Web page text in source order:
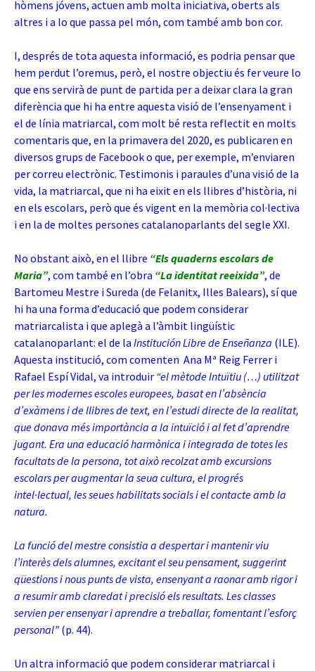
hòmens jóvens, actuen amb molta iniciativa, oberts als
altres i a lo que passa pel món, com també amb bon cor.
I, després de tota aquesta informació, es podria pensar que
hem perdut l’oremus, però, el nostre objectiu és fer veure lo
que ens servirà de punt de partida per a deixar clara la gran
diferència que hi ha entre aquesta visió de l’ensenyament i
el de línia matriarcal, com molt bé resta reflectit en molts
comentaris que, en la primavera del 2020, es publicaren en
diversos grups de Facebook o que, per exemple, m’enviaren
per correu electrònic. Testimonis i paraules d’una visió de la
vida, la matriarcal, que ni ha eixit en els llibres d’història, ni
en els escolars, però que és vigent en la memòria col·lectiva
i en la de moltes persones catalanoparlants del segle XXI.
No obstant això, en el llibre “Els quaderns escolars de
Maria”, com també en l’obra “La identitat reeixida”, de
Bartomeu Mestre i Sureda (de Felanitx, Illes Balears), sí que
hi ha una forma d’educació que podem considerar
matriarcalista i que aplegà a l’àmbit lingüístic
catalanoparlant: el de la Institución Libre de Enseñanza (ILE).
Aquesta institució, com comenten Ana Mª Reig Ferrer i
Rafael Espí Vidal, va introduir “el mètode Intuïtiu (…) utilitzat
per les modernes escoles europees, basat en l’absència
d’exàmens i de llibres de text, en l’estudi directe de la realitat,
que donava més importància a la intuïció i al fet d’aprendre
jugant. Era una educació harmònica i integrada de totes les
facultats de la persona, tot això recolzat amb excursions
escolars per augmentar la seua cultura, el progrés
intel·lectual, les seues habilitats socials i el contacte amb la
natura.
La funció del mestre consistia a despertar i mantenir viu
l’interès dels alumnes, excitant el seu pensament, suggerint
qüestions i nous punts de vista, ensenyant a raonar amb rigor i
a resumir amb claredat i precisió els resultats. Les classes
servien per ensenyar i aprendre a treballar, fomentant l’esforç
personal” (p. 44).
Un altra informació que podem considerar matriarcal i